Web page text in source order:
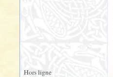
Hors ligne